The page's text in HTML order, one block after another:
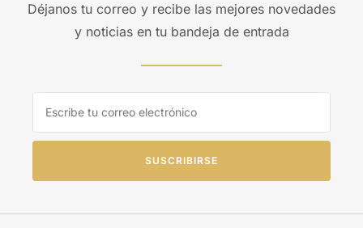
Déjanos tu correo y recibe las mejores novedades
y noticias en tu bandeja de entrada
SUSCRIBIRSE